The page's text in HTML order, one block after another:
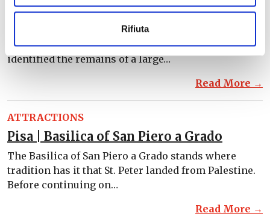
Rifiuta
(Duomo)
The first attestation of the Cathedral dates back to
748, although archaeological excavations have
identified the remains of a large…
Read More →
ATTRACTIONS
Pisa | Basilica of San Piero a Grado
The Basilica of San Piero a Grado stands where
tradition has it that St. Peter landed from Palestine.
Before continuing on…
Read More →